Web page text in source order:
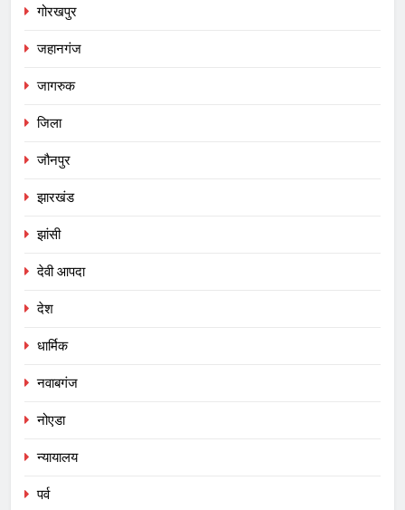
गोरखपुर
जहानगंज
जागरुक
जिला
जौनपुर
झारखंड
झांसी
देवी आपदा
देश
धार्मिक
नवाबगंज
नोएडा
न्यायालय
पर्व